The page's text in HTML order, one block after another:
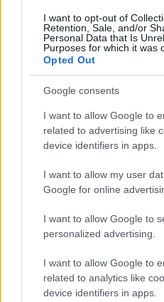
I want to opt-out of
Retention, Sale, and/or
Personal Data that Is
Purposes for which it was
Opted Out
Google consents
I want to allow Google to
related to advertising like
device identifiers in apps.
I want to allow my user
Google for online
I want to allow Google to
personalized advertising.
I want to allow Google to
related to analytics like
device identifiers in apps.
IAB Hellas: Νέα Διοικούσα
Συμβούλιο - Πρόεδρος ο
Η Toyota φέρνει νέα γενιά
Νέο Audi A2 e-tron με στόχο
αποδοτικότητας